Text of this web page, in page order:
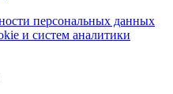
персональных данных
и систем аналитики